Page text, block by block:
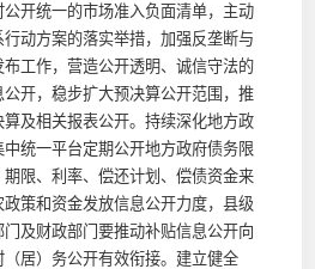
开统一的市场准入负面清单，主动
动方案的落实举措，加强反垄断与
工作，营造公开透明、诚信守法的
开，稳步扩大预决算公开范围，推
及相关报表公开。持续深化地方政
统一平台定期公开地方政府债务限
限、利率、偿还计划、偿债资金来
策和资金发放信息公开力度，县级
及财政部门要推动补贴信息公开向
居）务公开有效衔接。建立健全